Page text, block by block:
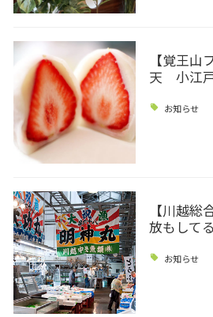
【覚王
天 小江
お知らせ
【川越総
放もして
お知らせ